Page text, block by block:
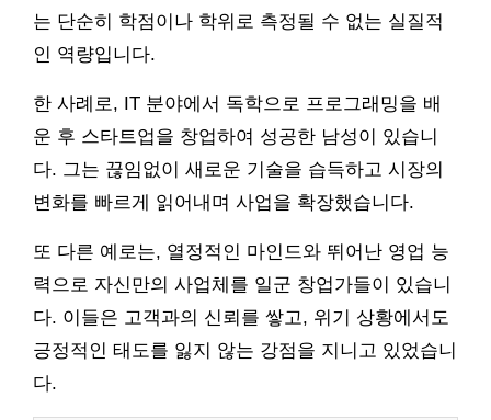
는 단순히 학점이나 학위로 측정될 수 없는 실질적
인 역량입니다.
한 사례로, IT 분야에서 독학으로 프로그래밍을 배
운 후 스타트업을 창업하여 성공한 남성이 있습니
다. 그는 끊임없이 새로운 기술을 습득하고 시장의
변화를 빠르게 읽어내며 사업을 확장했습니다.
또 다른 예로는, 열정적인 마인드와 뛰어난 영업 능
력으로 자신만의 사업체를 일군 창업가들이 있습니
다. 이들은 고객과의 신뢰를 쌓고, 위기 상황에서도
긍정적인 태도를 잃지 않는 강점을 지니고 있었습니
다.